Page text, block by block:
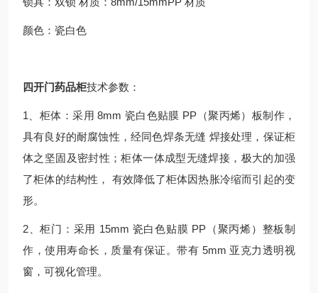
颜色：瓷白色
四开门药品柜技术参数：
1、柜体：采用 8mm 瓷白色贴膜 PP（聚丙烯）板制作，
具有良好的耐腐蚀性，经同色焊条无缝 焊接处理，保证柜
体之坚固及密封性；柜体一体成型无缝焊接，极大的加强
了柜体的结构性， 有效降低了柜体因热胀冷缩而引起的变
形。
2、柜门：采用 15mm 瓷白色贴膜 PP（聚丙烯）整板制
作，使用寿命长，质量有保证。带有 5mm 亚克力透明视
窗，可视化管理。